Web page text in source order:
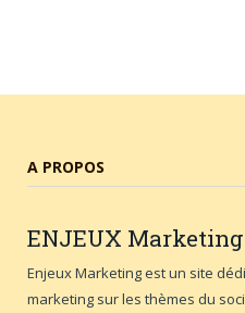
A PROPOS
ENJEUX Marketing
Enjeux Marketing est un site
marketing sur les thèmes du